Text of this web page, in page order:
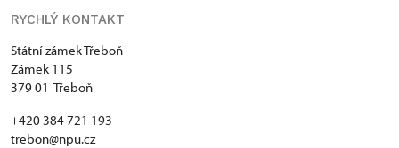
RYCHLÝ KONTAKT
Státní zámek Třeboň
Zámek 115
379 01 Třeboň
+420 384 721 193
trebon@npu.cz